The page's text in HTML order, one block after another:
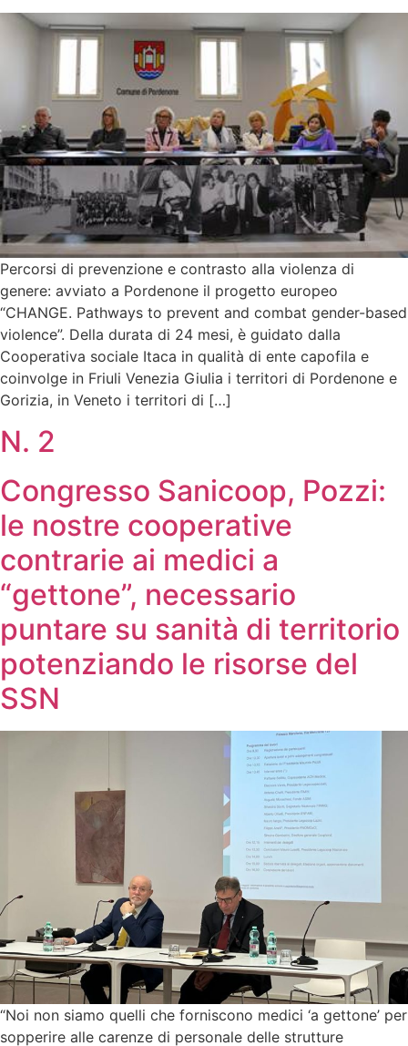
Percorsi di prevenzione e contrasto alla violenza di
genere: avviato a Pordenone il progetto europeo
“CHANGE. Pathways to prevent and combat gender-based
violence”. Della durata di 24 mesi, è guidato dalla
Cooperativa sociale Itaca in qualità di ente capofila e
coinvolge in Friuli Venezia Giulia i territori di Pordenone e
Gorizia, in Veneto i territori di […]
N. 2
Congresso Sanicoop, Pozzi:
le nostre cooperative
contrarie ai medici a
“gettone”, necessario
puntare su sanità di territorio
potenziando le risorse del
SSN
“Noi non siamo quelli che forniscono medici ‘a gettone’ per
sopperire alle carenze di personale delle strutture